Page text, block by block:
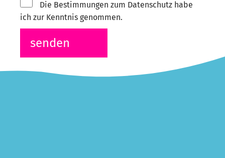
Die Bestimmungen zum Datenschutz habe
ich zur Kenntnis genommen.
senden